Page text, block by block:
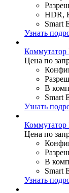
HDR,
Smart
Узнать
Коммутатор
Цена по
В
Smart
Узнать
Коммутатор
Цена по
В
Smart
Узнать